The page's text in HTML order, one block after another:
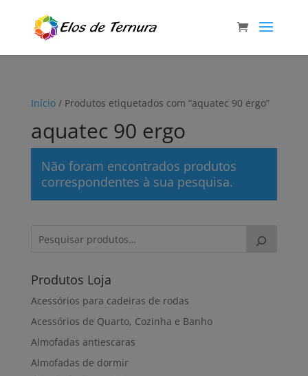
Início/ Produtos etiquetados com “aquatec 90 ergo”
aquatec 90 ergo
Não foram encontrados produtos
correspondentes à sua pesquisa.
Produtos Loja
Acessórios para cadeiras de rodas
Acessórios de Quarto, Cozinha e Banho
Almofadas antiescaras
Almofadas de dormir